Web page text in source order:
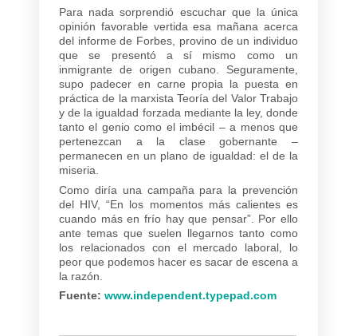
Para nada sorprendió escuchar que la única
opinión favorable vertida esa mañana acerca
del informe de Forbes, provino de un individuo
que se presentó a sí mismo como un
inmigrante de origen cubano. Seguramente,
supo padecer en carne propia la puesta en
práctica de la marxista Teoría del Valor Trabajo
y de la igualdad forzada mediante la ley, donde
tanto el genio como el imbécil – a menos que
pertenezcan a la clase gobernante –
permanecen en un plano de igualdad: el de la
miseria.
Como diría una campaña para la prevención
del HIV, “En los momentos más calientes es
cuando más en frío hay que pensar”. Por ello
ante temas que suelen llegarnos tanto como
los relacionados con el mercado laboral, lo
peor que podemos hacer es sacar de escena a
la razón.
Fuente: www.independent.typepad.com